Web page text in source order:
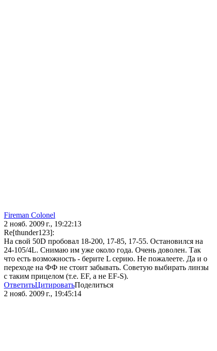
Fireman Colonel
2 нояб. 2009 г., 19:22:13
Re[thunder123]:
На свой 50D пробовал 18-200, 17-85, 17-55. Остановился на
24-105/4L. Снимаю им уже около года. Очень доволен. Так
что есть возможность - берите L серию. Не пожалеете. Да и о
переходе на ФФ не стоит забывать. Советую выбирать линзы
с таким прицелом (т.е. EF, а не EF-S).
ОтветитьЦитироватьПоделиться
2 нояб. 2009 г., 19:45:14